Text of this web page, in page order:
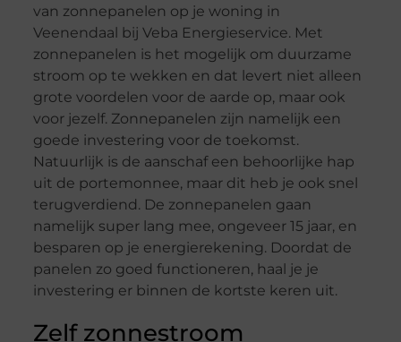
van zonnepanelen op je woning in
Veenendaal bij Veba Energieservice. Met
zonnepanelen is het mogelijk om duurzame
stroom op te wekken en dat levert niet alleen
grote voordelen voor de aarde op, maar ook
voor jezelf. Zonnepanelen zijn namelijk een
goede investering voor de toekomst.
Natuurlijk is de aanschaf een behoorlijke hap
uit de portemonnee, maar dit heb je ook snel
terugverdiend. De zonnepanelen gaan
namelijk super lang mee, ongeveer 15 jaar, en
besparen op je energierekening. Doordat de
panelen zo goed functioneren, haal je je
investering er binnen de kortste keren uit.
Zelf zonnestroom